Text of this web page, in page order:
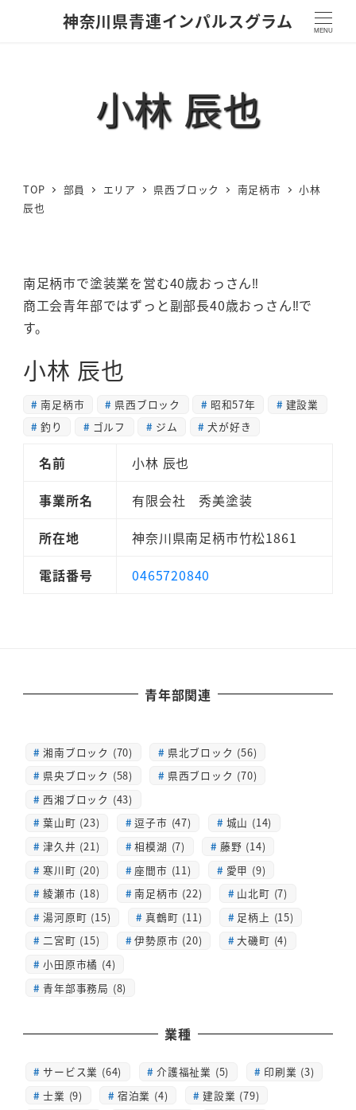
神奈川県青連インパルスグラム MENU
小林 辰也
TOP 部員 エリア 県西ブロック 南足柄市
小林
辰也
南足柄市で塗装業を営む40歳おっさん‼︎
商工会青年部ではずっと副部長40歳おっさん‼︎で
す。
小林 辰也
南足柄市 県西ブロック 昭和57年
建設業
釣り
ゴルフ ジム 犬が好き
名前
小林 辰也
事業所名
有限会社 秀美塗装
所在地
神奈川県南足柄市竹松1861
電話番号
0465720840
青年部関連
湘南ブロック (70)
県北ブロック (56)
県央ブロック (58)
県西ブロック (70)
西湘ブロック (43)
葉山町 (23)
逗子市 (47)
城山 (14)
津久井 (21)
相模湖 (7)
藤野 (14)
寒川町 (20)
座間市 (11)
愛甲 (9)
綾瀬市 (18)
南足柄市 (22)
山北町 (7)
湯河原町 (15)
真鶴町 (11)
足柄上 (15)
二宮町 (15)
伊勢原市 (20)
大磯町 (4)
小田原市橘 (4)
青年部事務局 (8)
業種
サービス業 (64) 介護福祉業 (5)
印刷業 (3)
士業 (9)
宿泊業 (4)
建設業 (79)